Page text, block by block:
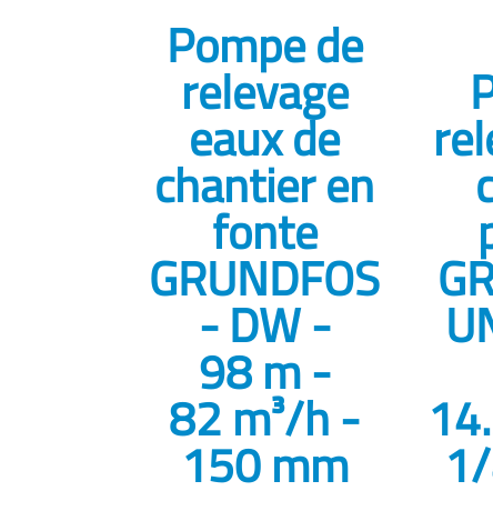
Pompe de
relevage
eaux de
chantier en
fonte
GRUNDFOS
- DW -
98 m -
82 m³/h -
150 mm